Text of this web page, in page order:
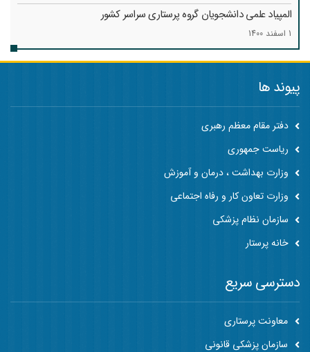
المپیاد علمی دانشجویان گروه پرستاری سراسر کشور
1 اسفند 1400
پیوند ها
دفتر مقام معظم رهبری
ریاست جمهوری
وزارت بهداشت ، درمان و آموزش
وزارت تعاون کار و رفاه اجتماعی
سازمان نظام پزشکی
خانه پرستار
دسترسی سریع
معاونت پرستاری
سازمان پزشکی قانونی